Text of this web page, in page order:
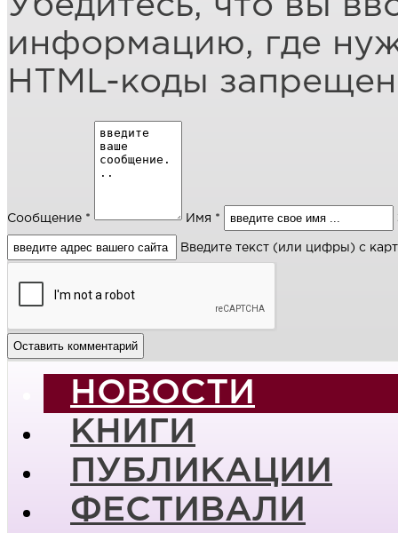
информацию, где
HTML-коды
Сообщение * Имя *
Введите текст (или цифры) с
НОВОСТИ
КНИГИ
ПУБЛИКАЦИИ
ФЕСТИВАЛИ